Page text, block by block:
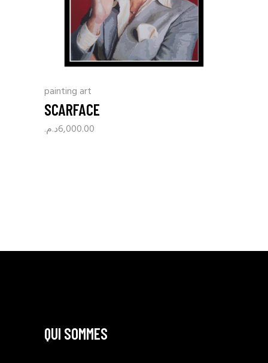
painting art
SCARFACE
6,000.00د.م.
QUI SOMMES